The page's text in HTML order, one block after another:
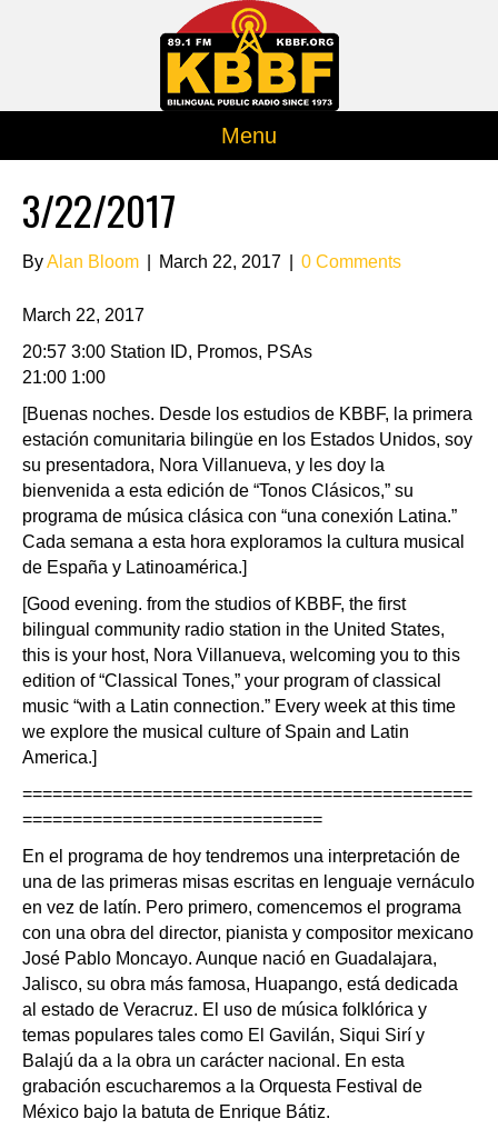
Menu
3/22/2017
ByAlan Bloom March 22, 2017 0 Comments
March 22, 2017
20:57 3:00 Station ID, Promos, PSAs
21:00 1:00
[Buenas noches. Desde los estudios de KBBF, la primera
estación comunitaria bilingüe en los Estados Unidos, soy
su presentadora, Nora Villanueva, y les doy la
bienvenida a esta edición de “Tonos Clásicos,” su
programa de música clásica con “una conexión Latina.”
Cada semana a esta hora exploramos la cultura musical
de España y Latinoamérica.]
[Good evening. from the studios of KBBF, the first
bilingual community radio station in the United States,
this is your host, Nora Villanueva, welcoming you to this
edition of “Classical Tones,” your program of classical
music “with a Latin connection.” Every week at this time
we explore the musical culture of Spain and Latin
America.]
=============================================
==============================
En el programa de hoy tendremos una interpretación de
una de las primeras misas escritas en lenguaje vernáculo
en vez de latín. Pero primero, comencemos el programa
con una obra del director, pianista y compositor mexicano
José Pablo Moncayo. Aunque nació en Guadalajara,
Jalisco, su obra más famosa, Huapango, está dedicada
al estado de Veracruz. El uso de música folklórica y
temas populares tales como El Gavilán, Siqui Sirí y
Balajú da a la obra un carácter nacional. En esta
grabación escucharemos a la Orquesta Festival de
México bajo la batuta de Enrique Bátiz.